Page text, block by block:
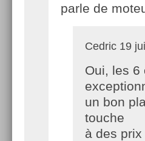
parle de
Cedric 19
Oui, les 6
un bon
touche
à des prix